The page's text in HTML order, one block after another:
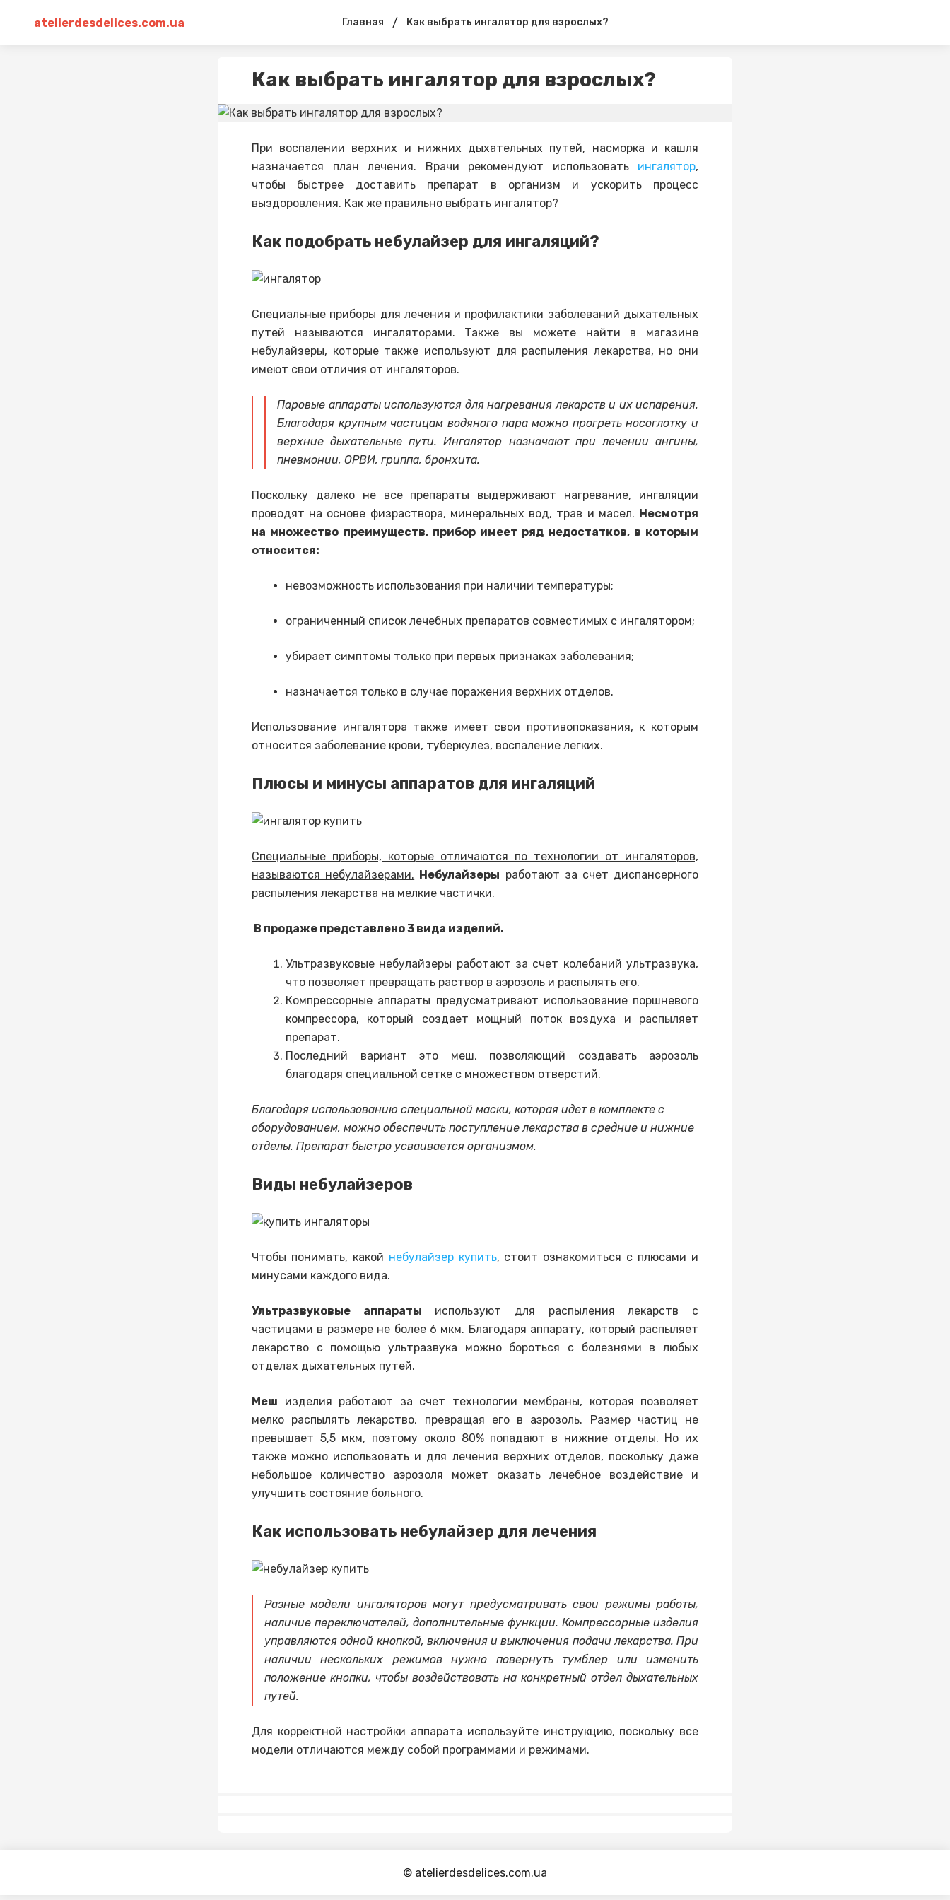
atelierdesdelices.com.ua Главная / Как выбрать ингалятор для взрослых?
Как выбрать ингалятор для взрослых?
При воспалении верхних и нижних дыхательных путей, насморка и кашля
назначается план лечения. Врачи рекомендуют использовать ингалятор,
чтобы быстрее доставить препарат в организм и ускорить процесс
выздоровления. Как же правильно выбрать ингалятор?
Как подобрать небулайзер для ингаляций?
Специальные приборы для лечения и профилактики заболеваний дыхательных
путей называются ингаляторами. Также вы можете найти в магазине
небулайзеры, которые также используют для распыления лекарства, но они
имеют свои отличия от ингаляторов.
Паровые аппараты используются для нагревания лекарств и их испарения.
Благодаря крупным частицам водяного пара можно прогреть носоглотку и
верхние дыхательные пути. Ингалятор назначают при лечении ангины,
пневмонии, ОРВИ, гриппа, бронхита.
Поскольку далеко не все препараты выдерживают нагревание, ингаляции
проводят на основе физраствора, минеральных вод, трав и масел. Несмотря
на множество преимуществ, приборимеет ряд недостатков, в которым
относится:
невозможность использования при наличии температуры;
ограниченный список лечебных препаратов совместимых с ингалятором;
убирает симптомы только при первых признаках заболевания;
назначается только в случае поражения верхних отделов.
Использование ингалятора также имеет свои противопоказания, к которым
относится заболевание крови, туберкулез, воспаление легких.
Плюсы и минусы аппаратов для ингаляций
Специальные приборы, которые отличаются по технологии от ингаляторов,
называются небулайзерами. Небулайзеры работают за счет диспансерного
распыления лекарства на мелкие частички.
В продаже представлено 3 вида изделий.
Ультразвуковые небулайзеры работают за счет колебаний ультразвука,
что позволяет превращать раствор в аэрозоль и распылять его.
Компрессорные аппараты предусматривают использование поршневого
компрессора, который создает мощный поток воздуха и распыляет
препарат.
Последний вариант это меш, позволяющий создавать аэрозоль
благодаря специальной сетке с множеством отверстий.
Благодаря использованию специальной маски, которая идет в комплекте с
оборудованием, можно обеспечить поступление лекарства в средние и нижние
отделы. Препарат быстро усваивается организмом.
Виды небулайзеров
Чтобы понимать, какой небулайзер купить, стоит ознакомиться с плюсами и
минусами каждого вида.
Ультразвуковые аппараты используют для распыления лекарств с
частицами в размере не более 6 мкм. Благодаря аппарату, который распыляет
лекарство с помощью ультразвука можно бороться с болезнями в любых
отделах дыхательных путей.
Меш изделия работают за счет технологии мембраны, которая позволяет
мелко распылять лекарство, превращая его в аэрозоль. Размер частиц не
превышает 5,5 мкм, поэтому около 80% попадают в нижние отделы. Но их
также можно использовать и для лечения верхних отделов, поскольку даже
небольшое количество аэрозоля может оказать лечебное воздействие и
улучшить состояние больного.
Как использовать небулайзер для лечения
Разные модели ингаляторов могут предусматривать свои режимы работы,
наличие переключателей, дополнительные функции. Компрессорные изделия
управляются одной кнопкой, включения и выключения подачи лекарства. При
наличии нескольких режимов нужно повернуть тумблер или изменить
положение кнопки, чтобы воздействовать на конкретный отдел дыхательных
путей.
Для корректной настройки аппарата используйте инструкцию, поскольку все
модели отличаются между собой программами и режимами.
© atelierdesdelices.com.ua